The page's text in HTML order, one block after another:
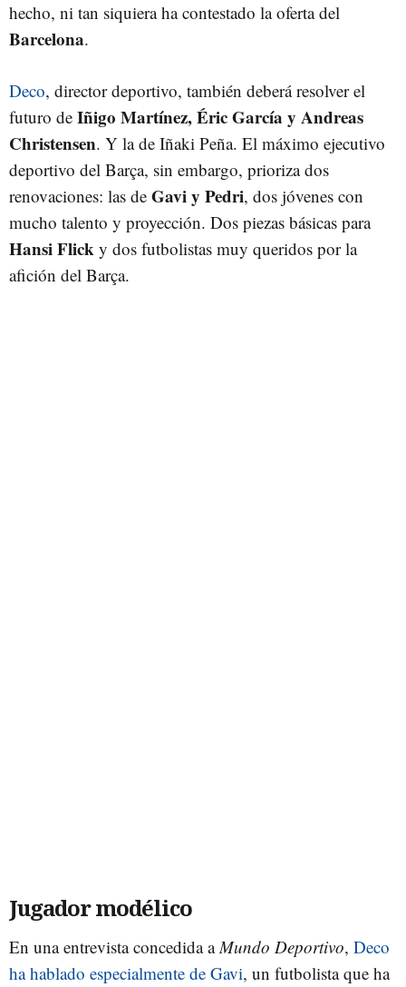
hecho, ni tan siquiera ha contestado la oferta del
Barcelona.
Deco, director deportivo, también deberá resolver el
futuro de Iñigo Martínez, Éric García y Andreas
Christensen. Y la de Iñaki Peña. El máximo ejecutivo
deportivo del Barça, sin embargo, prioriza dos
renovaciones: las de Gavi y Pedri, dos jóvenes con
mucho talento y proyección. Dos piezas básicas para
Hansi Flick y dos futbolistas muy queridos por la
afición del Barça.
Jugador modélico
En una entrevista concedida aMundo Deportivo, Deco
ha hablado especialmente de Gavi, un futbolista que ha